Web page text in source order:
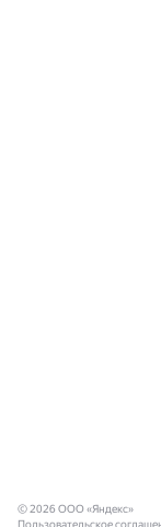
© 2026 ООО «Яндекс»
Пользовательское